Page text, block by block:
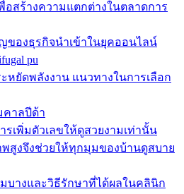
อสร้างความแตกต่างในตลาดการ
ของธุรกิจนำเข้าในยุคออนไลน์
pu
หยัดพลังงาน แนวทางในการเลือก
คาลปีด้า
เพิ่มตัวเลขให้ดูสวยงามเท่านั้น
สูงจึงช่วยให้ทุกมุมของบ้านดูสบาย
บางและวิธีรักษาที่ได้ผลในคลินิก